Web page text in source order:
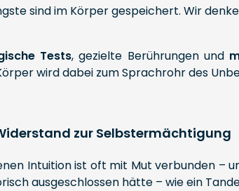
sind im Körper gespeichert. Wir
Tests, gezielte Berührungen und
wird dabei zum Sprachrohr des
zur Selbstermächtigung
Intuition ist oft mit Mut verbunden –
ausgeschlossen hätte – wie ein